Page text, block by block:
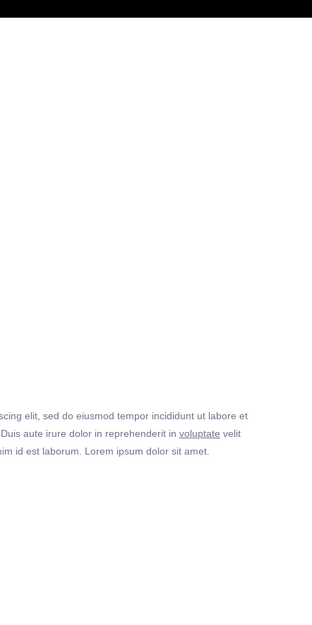
elit, sed do eiusmod tempor incididunt ut labore et
aute irure dolor in reprehenderit in voluptate velit
id est laborum. Lorem ipsum dolor sit amet.